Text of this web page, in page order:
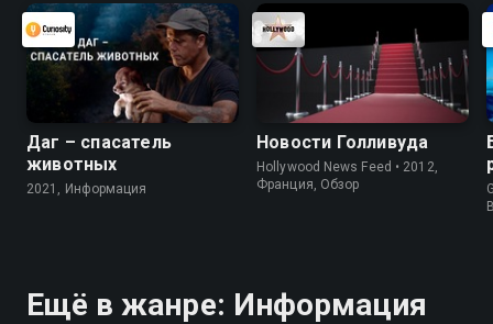
Даг – спасатель
животных
2021, Информация
Новости Голливуда
Hollywood News Feed • 2012,
Франция, Обзор
Ещё в жанре: Информация